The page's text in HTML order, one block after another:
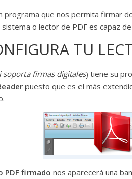
programa que nos permita firmar
o lector de PDF es capaz
TU
soporta firmas digitales) tiene su
puesto que es el más
PDF firmado nos aparecerá una